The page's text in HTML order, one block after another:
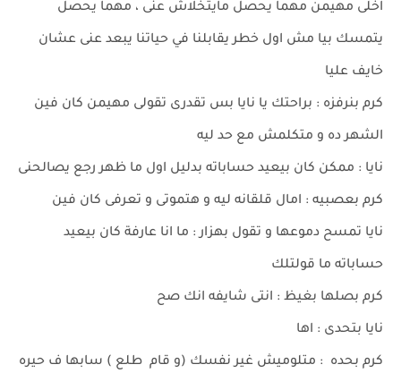
اخلى مهيمن مهما يحصل مايتخلاش عنى ، مهما يحصل
يتمسك بيا مش اول خطر يقابلنا في حياتنا يبعد عنى عشان
خايف عليا
كرم بنرفزه : براحتك يا نايا بس تقدرى تقولى مهيمن كان فين
الشهر ده و متكلمش مع حد ليه
نايا : ممكن كان بيعيد حساباته بدليل اول ما ظهر رجع يصالحنى
كرم بعصبيه : امال قلقانه ليه و هتموتى و تعرفى كان فين
نايا تمسح دموعها و تقول بهزار : ما انا عارفة كان بيعيد
حساباته ما قولتلك
كرم بصلها بغيظ : انتى شايفه انك صح
نايا بتحدى : اها
كرم بحده : متلوميش غير نفسك (و قام طلع ) سابها ف حيره